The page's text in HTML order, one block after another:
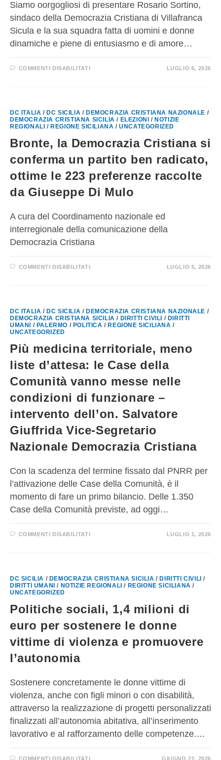
Siamo oorgogliosi di presentare Rosario Sortino,
sindaco della Democrazia Cristiana di Villafranca
Sicula e la sua squadra fatta di uomini e donne
dinamiche e piene di entusiasmo e di amore…
COMMENTI DISABILITATI LUGLIO 6, 2026
DC ITALIA / DC SICILIA / DEMOCRAZIA CRISTIANA NAZIONALE /
DEMOCRAZIA CRISTIANA SICILIA / ELEZIONI / NOTIZIE
REGIONALI / REGIONE SICILIANA /UNCATEGORIZED
Bronte, la Democrazia Cristiana si
conferma un partito ben radicato,
ottime le 223 preferenze raccolte
da Giuseppe Di Mulo
A cura del Coordinamento nazionale ed
interregionale della comunicazione della
Democrazia Cristiana
COMMENTI DISABILITATI LUGLIO 5, 2026
DC ITALIA / DC SICILIA / DEMOCRAZIA CRISTIANA NAZIONALE /
DEMOCRAZIA CRISTIANA SICILIA / DIRITTI CIVILI / DIRITTI
UMANI
/ PALERMO / POLITICA / REGIONE SICILIANA /
UNCATEGORIZED
Più medicina territoriale, meno
liste d’attesa: le Case della
Comunità vanno messe nelle
condizioni di funzionare –
intervento dell’on. Salvatore
Giuffrida Vice-Segretario
Nazionale Democrazia Cristiana
Con la scadenza del termine fissato dal PNRR per
l’attivazione delle Case della Comunità, è il
momento di fare un primo bilancio. Delle 1.350
Case della Comunità previste, ad oggi…
COMMENTI DISABILITATI LUGLIO 1, 2026
DC SICILIA / DEMOCRAZIA CRISTIANA SICILIA / DIRITTI CIVILI /
DIRITTI UMANI
/ NOTIZIE REGIONALI / REGIONE SICILIANA /
UNCATEGORIZED
Politiche sociali, 1,4 milioni di
euro per sostenere le donne
vittime di violenza e promuovere
l’autonomia
Sostenere concretamente le donne vittime di
violenza, anche con figli minori o con disabilità,
attraverso la realizzazione di progetti personalizzati
finalizzati all’autonomia abitativa, all’inserimento
lavorativo e al rafforzamento delle competenze.…
COMMENTI DISABILITATI GIUGNO 22, 2026